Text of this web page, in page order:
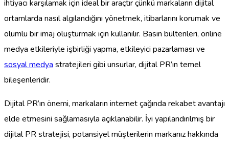
ihtiyacı karşılamak için ideal bir araçtır çünkü markaların dijital
ortamlarda nasıl algılandığını yönetmek, itibarlarını korumak ve
olumlu bir imaj oluşturmak için kullanılır. Basın bültenleri, online
medya etkileriyle işbirliği yapma, etkileyici pazarlaması ve
sosyal medya stratejileri gibi unsurlar, dijital PR’ın temel
bileşenleridir.
Dijital PR’ın önemi, markaların internet çağında rekabet avantajı
elde etmesini sağlamasıyla açıklanabilir. İyi yapılandırılmış bir
dijital PR stratejisi, potansiyel müşterilerin markanız hakkında